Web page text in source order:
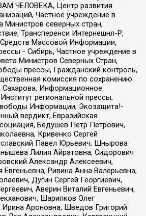
ЧЕЛОВЕКА, Центр развития
Частное учреждение в
Министров северных стран,
Трансперенси Интернешнл-Р,
Массовой Информации,
- Сибирь, Частное учреждение в
Министров Северных Стран,
прессы, Гражданский контроль,
комиссия по сохранению
Сахарова, Информационное
региональной прессы,
Информации, Экозащита!-
вердикт, Евразийская
Бедушев Петр Петрович,
Кривенко Сергей
Павел Юрьевич, Шнырова
Лилия Айратовна, Сидорович
Александр Алексеевич,
Евгеньевна, Ривина Анна Валерьевна,
Дугин Сергей Георгиевич,
Аверин Виталий Евгеньевич,
Шарипков Олег
Ароновна, Шведов Григорий